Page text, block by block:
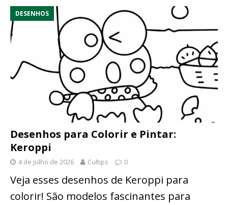
DESENHOS
Desenhos para Colorir e Pintar:
Keroppi
4 de julho de 2026 Cultips 0
Veja esses desenhos de Keroppi para
colorir! São modelos fascinantes para